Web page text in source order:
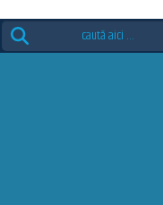
Search
for: